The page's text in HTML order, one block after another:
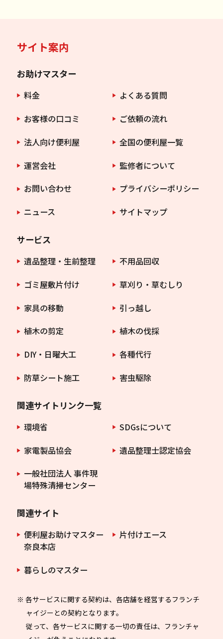
サイト案内
お助けマスター
料金
よくある質問
お客様の口コミ
ご依頼の流れ
法人向け便利屋
全国の便利屋一覧
運営会社
監修者について
お問い合わせ
プライバシーポリシー
ニュース
サイトマップ
サービス
遺品整理・生前整理
不用品回収
ゴミ屋敷片付け
草刈り・草むしり
家具の移動
引っ越し
植木の剪定
植木の伐採
DIY・日曜大工
各種代行
防草シート施工
害虫駆除
関連サイトリンク一覧
環境省
SDGsについて
家電製品協会
遺品整理士認定協会
一般社団法人 事件現
場特殊清掃センター
関連サイト
便利屋お助けマスター
奈良本店
片付けエース
暮らしのマスター
※ 各サービスに関する契約は、各店舗を経営するフランチ
ャイジーとの契約となります。
従って、各サービスに関する一切の責任は、フランチャ